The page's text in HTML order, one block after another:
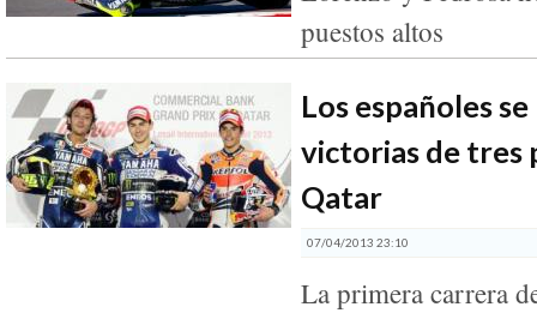
puestos altos
Los españoles
victorias de tres
Qatar
07/04/2013 23:10
La primera carrera